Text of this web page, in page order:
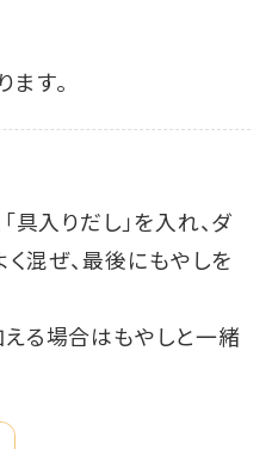
す。
具入りだし」を入れ、ダ
混ぜ、最後にもやしを
る場合はもやしと一緒